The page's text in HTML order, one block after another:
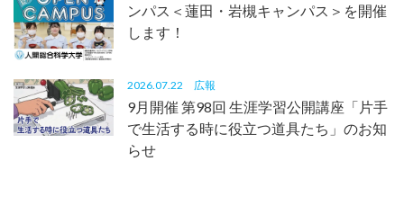
ンパス＜蓮田・岩槻キャンパス＞を開催
します！
2026.07.22 広報
9月開催 第98回 生涯学習公開講座「片手
で生活する時に役立つ道具たち」のお知
らせ